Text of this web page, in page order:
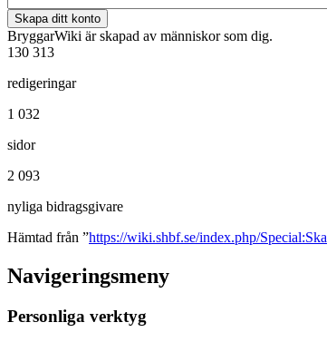
Skapa ditt konto
BryggarWiki är skapad av människor som dig.
130 313
redigeringar
1 032
sidor
2 093
nyliga bidragsgivare
Hämtad från ”https://wiki.shbf.se/index.php/
Navigeringsmeny
Personliga verktyg